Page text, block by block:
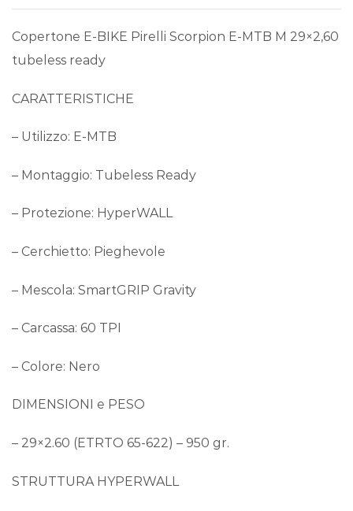
Copertone E-BIKE Pirelli Scorpion E-MTB M 29×2,60
tubeless ready
CARATTERISTICHE
– Utilizzo: E-MTB
– Montaggio: Tubeless Ready
– Protezione: HyperWALL
– Cerchietto: Pieghevole
– Mescola: SmartGRIP Gravity
– Carcassa: 60 TPI
– Colore: Nero
DIMENSIONI e PESO
– 29×2.60 (ETRTO 65-622) – 950 gr.
STRUTTURA HYPERWALL